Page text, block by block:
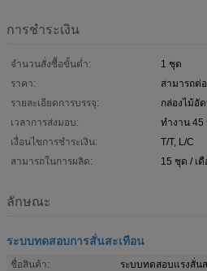
การชำระเงิน
จำนวนสั่งซื้อขั้นต่ำ:
1 ชุด
ราคา:
สามารถต่
รายละเอียดการบรรจุ:
กล่องไม้อั
เวลาการส่งมอบ:
ทำงาน 45
เงื่อนไขการชำระเงิน:
T/T, L/C
สามารถในการผลิต:
15 ชุด / เ
ลักษณะ
ระบบทดสอบการสั่นสะเทือน
ชื่อสินค้า:
ระบบทดสอบแรงสั่น